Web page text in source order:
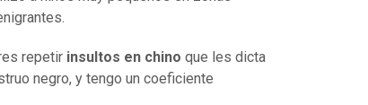
repetir insultos en chino que les dicta
negro, y tengo un coeficiente